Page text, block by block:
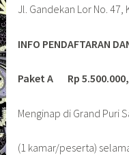
Jl. Gandekan Lor No.
INFO PENDAFTARAN
Paket A Rp
Menginap di Grand Puri
(1 kamar/peserta)